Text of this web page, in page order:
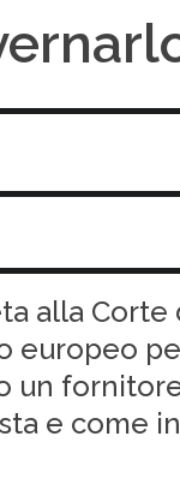
alla Corte
europeo
un
e come